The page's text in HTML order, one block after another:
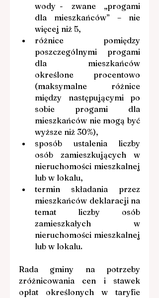
wody -  zwane  „progami
dla mieszkańców” – nie
więcej niż 5,
różnice pomiędzy
poszczególnymi progami
dla mieszkańców
określone procentowo
(maksymalne różnice
między następującymi po
sobie progami dla
mieszkańców nie mogą być
wyższe niż 30%),
sposób ustalenia liczby
osób zamieszkujących w
nieruchomości mieszkalnej
lub w lokalu,
termin składania przez
mieszkańców deklaracji na
temat liczby osób
zamieszkałych w
nieruchomości mieszkalnej
lub w lokalu.
Rada gminy na potrzeby
zróżnicowania cen i stawek
opłat określonych w taryfie